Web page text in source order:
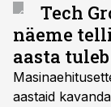
Tech
näeme
aasta
aastaid